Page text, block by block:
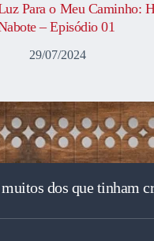
Para o Meu Caminho:
– Episódio 01
29/07/2024
dos que tinham